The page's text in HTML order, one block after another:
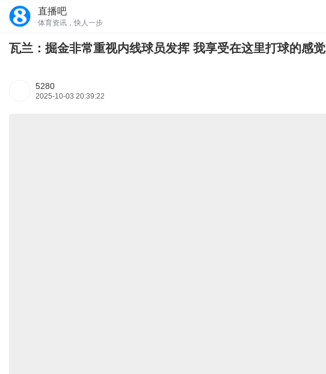
直播吧
体育资讯，快人一步
瓦兰：掘金非常重视内线球员发挥 我享受在这里打球的感觉
5280
2025-10-03 20:39:22